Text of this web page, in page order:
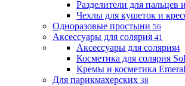
Разделители для пальцев
Чехлы для кушеток и
Одноразовые простыни 56
Аксессуары для солярия 41
Аксессуары для солярия4
Косметика для солярия
Кремы и косметика
Для парикмахерских 38